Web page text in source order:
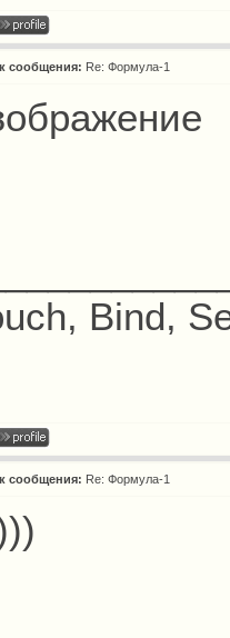
сообщения: Re: Формула-1
Bind,
сообщения: Re: Формула-1